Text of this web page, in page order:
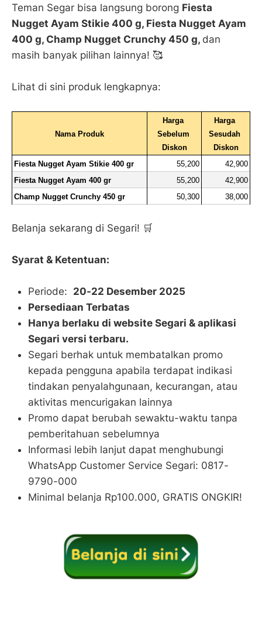
Teman Segar bisa langsung borong Fiesta
Nugget Ayam Stikie 400 g, Fiesta Nugget Ayam
400 g, Champ Nugget Crunchy 450 g, dan
masih banyak pilihan lainnya! 🥰
Lihat di sini produk lengkapnya:
Nama Produk
Harga
Sebelum
Diskon
Harga
Sesudah
Diskon
Fiesta Nugget Ayam Stikie 400 gr
55,200
42,900
Fiesta Nugget Ayam 400 gr
55,200
42,900
Champ Nugget Crunchy 450 gr
50,300 38,000
Belanja sekarang di Segari! 🛒
Syarat & Ketentuan:
Periode: 20-22 Desember 2025
Persediaan Terbatas
Hanya berlaku di website Segari & aplikasi
Segari versi terbaru.
Segari berhak untuk membatalkan promo
kepada pengguna apabila terdapat indikasi
tindakan penyalahgunaan, kecurangan, atau
aktivitas mencurigakan lainnya
Promo dapat berubah sewaktu-waktu tanpa
pemberitahuan sebelumnya
Informasi lebih lanjut dapat menghubungi
WhatsApp Customer Service Segari: 0817-
9790-000
Minimal belanja Rp100.000, GRATIS ONGKIR!